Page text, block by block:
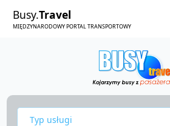
Busy.Travel
MIĘDZYNARODOWY PORTAL TRANSPORTOWY
Typ usługi